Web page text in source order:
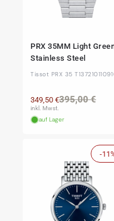
PRX 35MM Light
Stainless Steel
Tissot PRX 35
395,00 €
349,50 €
inkl. Mwst.
auf Lager
-